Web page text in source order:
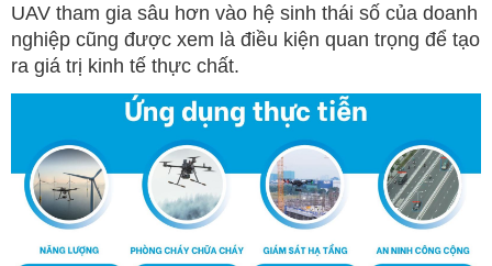
UAV tham gia sâu hơn vào hệ sinh thái số của doanh
nghiệp cũng được xem là điều kiện quan trọng để tạo
ra giá trị kinh tế thực chất.